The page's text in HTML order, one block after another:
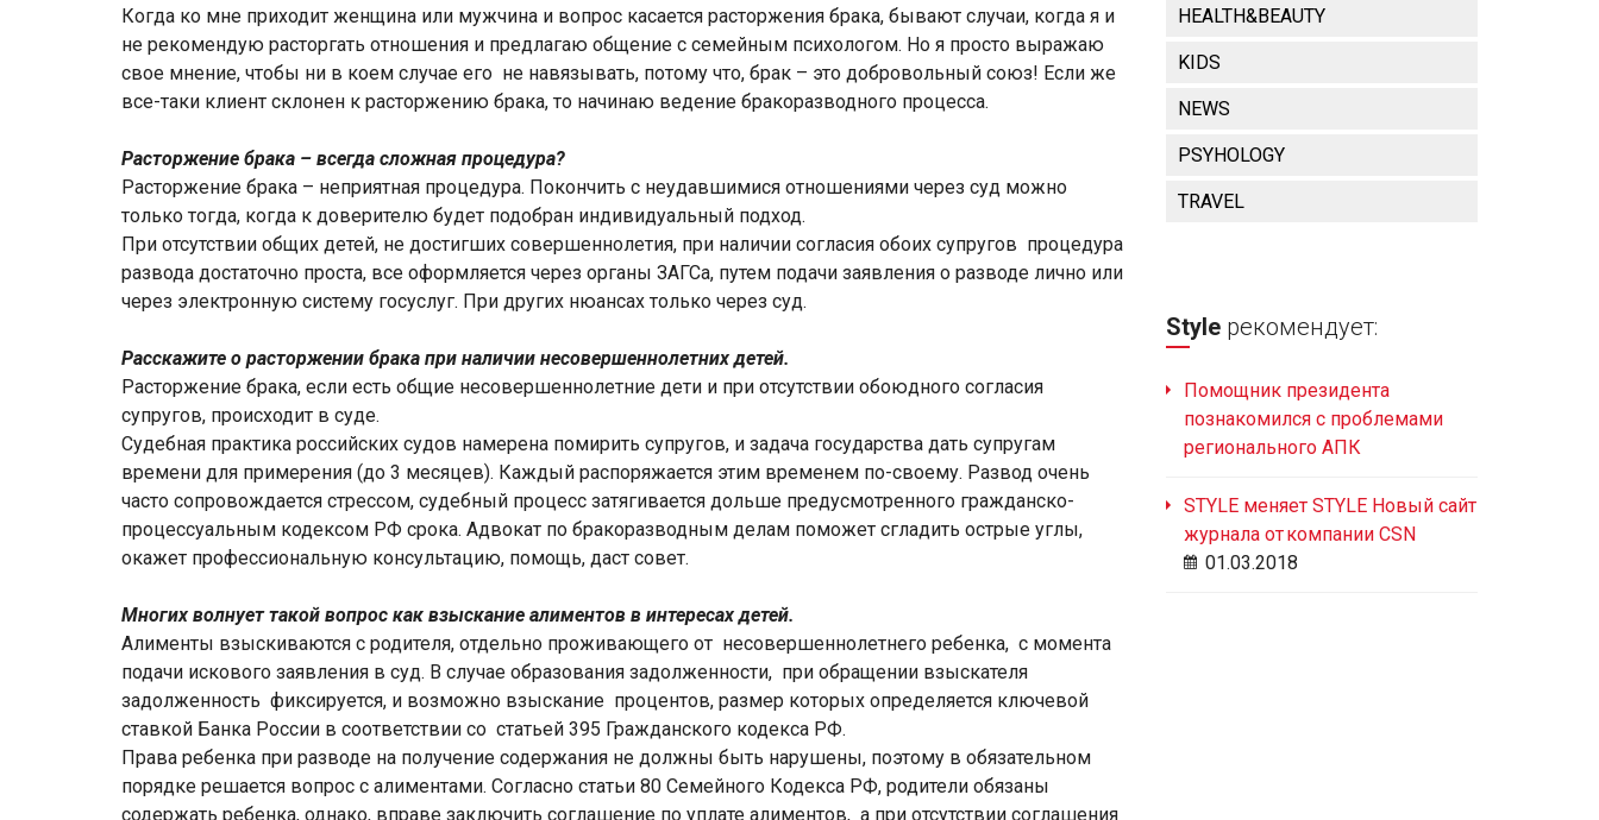
Когда ко мне приходит женщина или мужчина и вопрос касается расторжения брака, бывают случаи, когда я и
не рекомендую расторгать отношения и предлагаю общение с семейным психологом. Но я просто выражаю
свое мнение, чтобы ни в коем случае его не навязывать, потому что, брак – это добровольный союз! Если же
все-таки клиент склонен к расторжению брака, то начинаю ведение бракоразводного процесса.
Расторжение брака – всегда сложная процедура?
Расторжение брака – неприятная процедура. Покончить с неудавшимися отношениями через суд можно
только тогда, когда к доверителю будет подобран индивидуальный подход.
При отсутствии общих детей, не достигших совершеннолетия, при наличии согласия обоих супругов процедура
развода достаточно проста, все оформляется через органы ЗАГСа, путем подачи заявления о разводе лично или
через электронную систему госуслуг. При других нюансах только через суд.
Расскажите о расторжении брака при наличии несовершеннолетних детей.
Расторжение брака, если есть общие несовершеннолетние дети и при отсутствии обоюдного согласия
супругов, происходит в суде.
Судебная практика российских судов намерена помирить супругов, и задача государства дать супругам
времени для примерения (до 3 месяцев). Каждый распоряжается этим временем по-своему. Развод очень
часто сопровождается стрессом, судебный процесс затягивается дольше предусмотренного гражданско-
процессуальным кодексом РФ срока. Адвокат по бракоразводным делам поможет сгладить острые углы,
окажет профессиональную консультацию, помощь, даст совет.
Многих волнует такой вопрос как взыскание алиментов в интересах детей.
Алименты взыскиваются с родителя, отдельно проживающего от несовершеннолетнего ребенка, с момента
подачи искового заявления в суд. В случае образования задолженности, при обращении взыскателя
задолженность фиксируется, и возможно взыскание процентов, размер которых определяется ключевой
ставкой Банка России в соответствии со статьей 395 Гражданского кодекса РФ.
Права ребенка при разводе на получение содержания не должны быть нарушены, поэтому в обязательном
порядке решается вопрос с алиментами. Согласно статьи 80 Семейного Кодекса РФ, родители обязаны
содержать ребенка, однако, вправе заключить соглашение по уплате алиментов, а при отсутствии соглашения
HEALTH&BEAUTY
KIDS
NEWS
PSYHOLOGY
TRAVEL
Styleрекомендует:
Помощник президента
познакомился с проблемами
регионального АПК
STYLE меняет STYLE Новый сайт
журнала от компании CSN
01.03.2018